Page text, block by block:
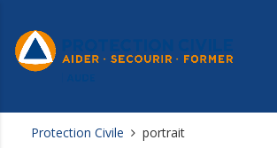
Protection Civile portrait